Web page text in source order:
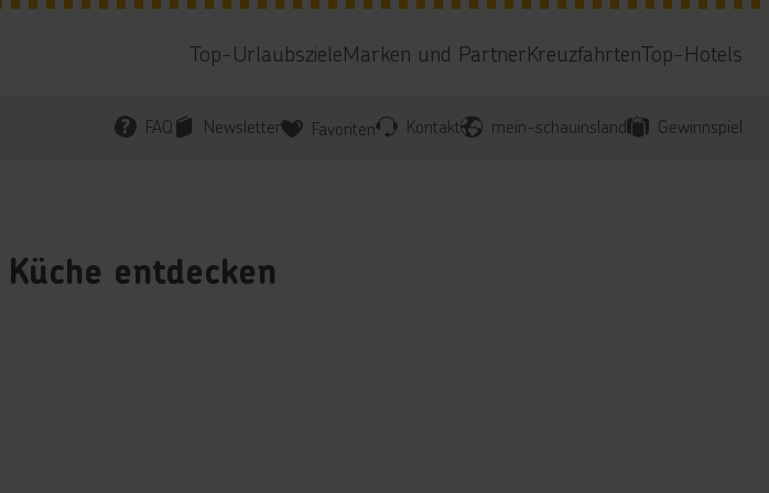
Top-UrlaubszieleMarken und PartnerKreuzfahrtenTop-Hotels
FAQ Newsletter Favoriten Kontakt mein-schauinsland Gewinnspiel
entdecken